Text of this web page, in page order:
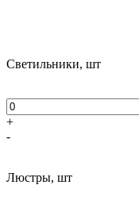
Светильники, шт
+
-
Люстры, шт